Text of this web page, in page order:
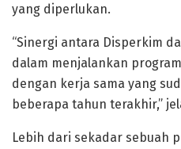
yang diperlukan.
“Sinergi antara Disperkim
dalam menjalankan
dengan kerja sama yang
beberapa tahun terakhir,”
Lebih dari sekadar sebuah